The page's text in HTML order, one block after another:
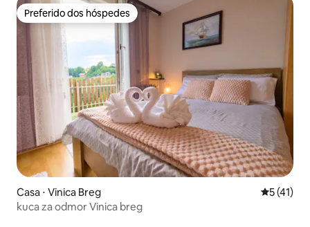
Preferido dos hóspedes
Preferido dos hóspedes
Casa ⋅ Vinica Breg 5 de uma
5 (41)
kuca za odmor Vinica breg